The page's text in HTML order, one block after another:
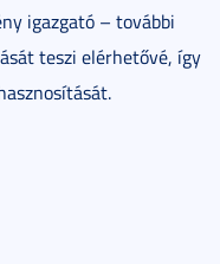
igazgató – további
teszi elérhetővé, így